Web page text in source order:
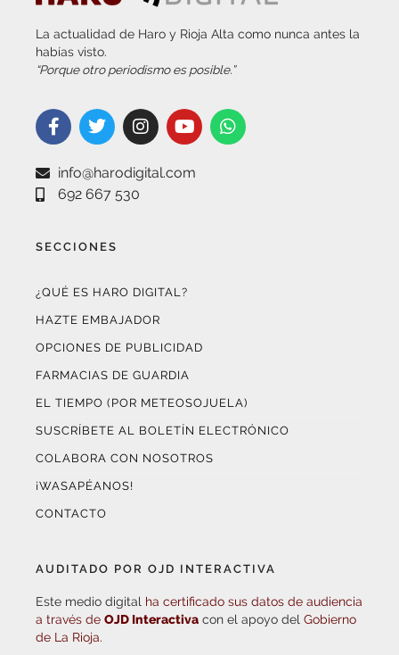
La actualidad de Haro y Rioja Alta como nunca antes la
habías visto.
“Porque otro periodismo es posible.”
info@harodigital.com
692 667 530
SECCIONES
¿QUÉ ES HARO DIGITAL?
HAZTE EMBAJADOR
OPCIONES DE PUBLICIDAD
FARMACIAS DE GUARDIA
EL TIEMPO (POR METEOSOJUELA)
SUSCRÍBETE AL BOLETÍN ELECTRÓNICO
COLABORA CON NOSOTROS
¡WASAPÉANOS!
CONTACTO
AUDITADO POR OJD INTERACTIVA
Este medio digital ha certificado sus datos de audiencia
a través de OJD Interactiva con el apoyo del Gobierno
de La Rioja.